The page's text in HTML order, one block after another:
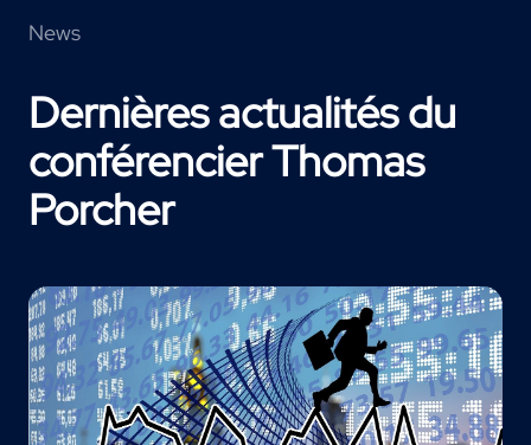
News
Dernières actualités du
conférencier Thomas
Porcher